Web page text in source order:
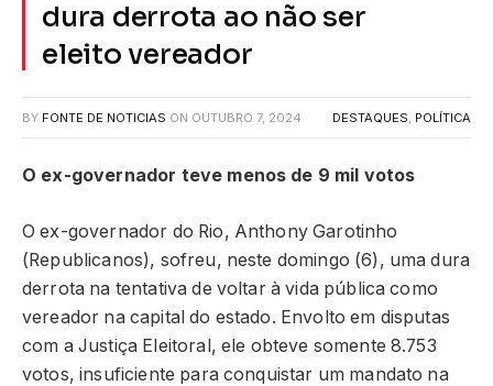
dura derrota ao não ser
eleito vereador
BY FONTE DE NOTICIAS ON OUTUBRO 7, 2024 DESTAQUES, POLÍTICA
O ex-governador teve menos de 9 mil votos
O ex-governador do Rio, Anthony Garotinho
(Republicanos), sofreu, neste domingo (6), uma dura
derrota na tentativa de voltar à vida pública como
vereador na capital do estado. Envolto em disputas
com a Justiça Eleitoral, ele obteve somente 8.753
votos, insuficiente para conquistar um mandato na